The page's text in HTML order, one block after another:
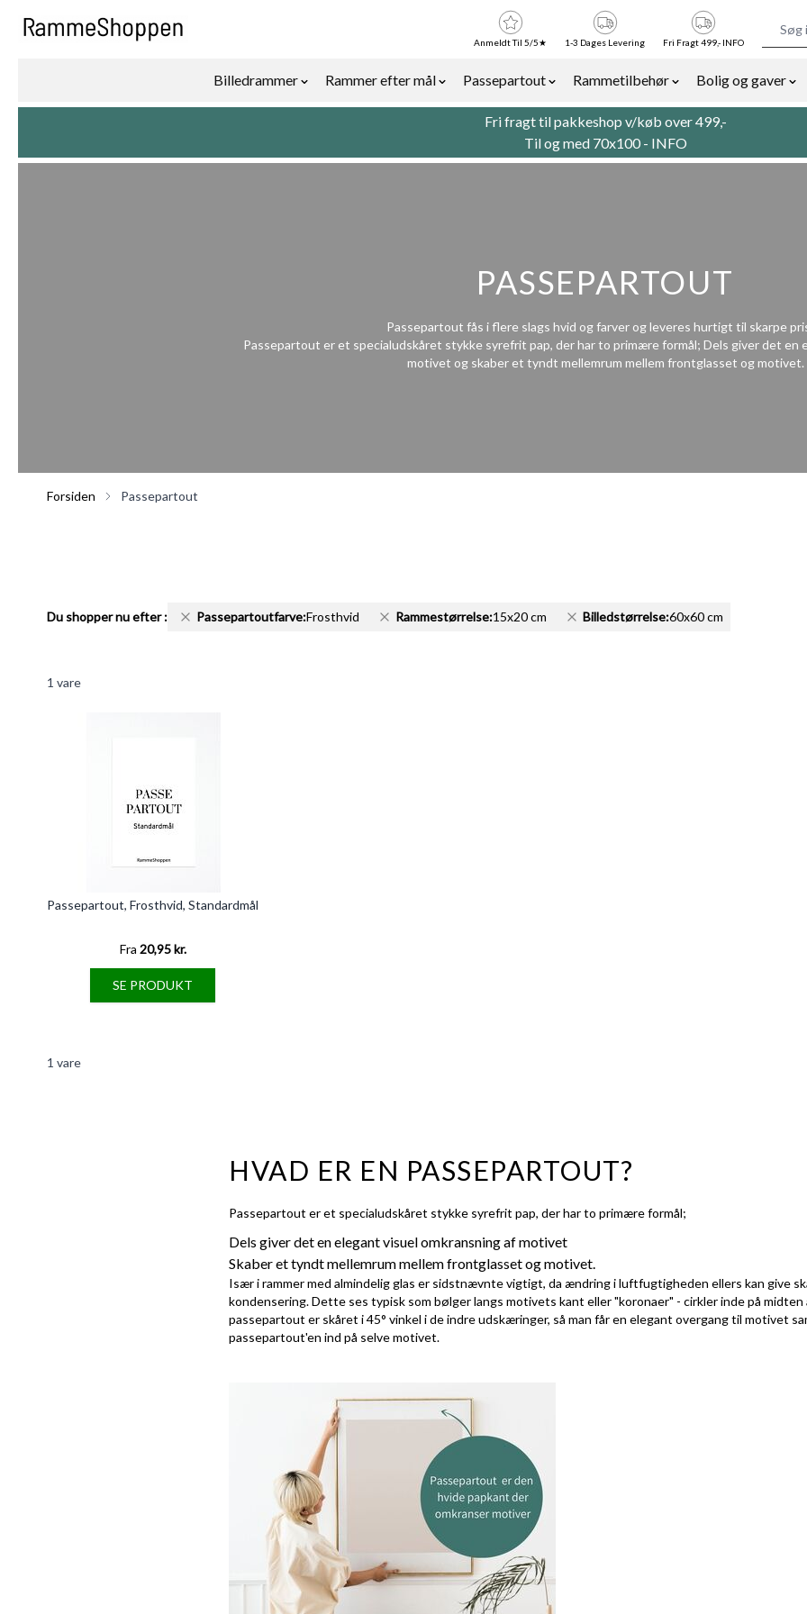
Billedrammer
Rammer efter mål
Passepartout
Rammetilbehør
Bolig og gaver
Anmeldt Til 5/5★ 1-3 Dages Levering Fri Fragt 499,- INFO
Fri fragt til pakkeshop v/køb over 499,-
Til og med 70x100 - INFO
PASSEPARTOUT
Passepartout fås i flere slags hvid og farver og leveres hurtigt til skarpe
Passepartout er et specialudskåret stykke syrefrit pap, der har to primære formål; Dels giver det en
motivet og skaber et tyndt mellemrum mellem frontglasset og motivet.
Forsiden Passepartout
Du shopper nu efter: Passepartoutfarve:Frosthvid Rammestørrelse:15x20 cm Billedstørrelse:60x60 cm
1 vare
Passepartout, Frosthvid, Standardmål
Fra 20,95 kr.
SE PRODUKT
1 vare
HVAD ER EN PASSEPARTOUT?
Passepartout er et specialudskåret stykke syrefrit pap, der har to primære formål;
Dels giver det en elegant visuel omkransning af motivet
Skaber et tyndt mellemrum mellem frontglasset og motivet.
Især i rammer med almindelig glas er sidstnævnte vigtigt, da ændring i luftfugtigheden ellers kan give
kondensering. Dette ses typisk som bølger langs motivets kant eller "koronaer" - cirkler inde på
passepartout er skåret i 45° vinkel i de indre udskæringer, så man får en elegant overgang til motivet
passepartout'en ind på selve motivet.